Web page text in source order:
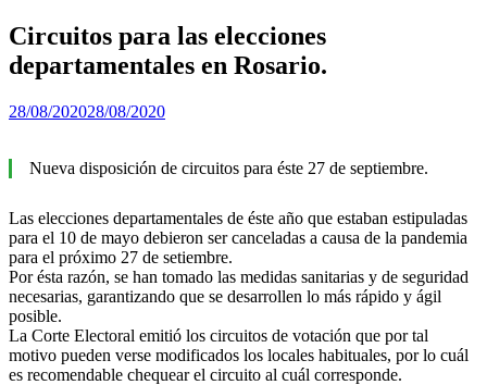
Circuitos para las elecciones
departamentales en Rosario.
28/08/202028/08/2020
Nueva disposición de circuitos para éste 27 de septiembre.
Las elecciones departamentales de éste año que estaban estipuladas
para el 10 de mayo debieron ser canceladas a causa de la pandemia
para el próximo 27 de setiembre.
Por ésta razón, se han tomado las medidas sanitarias y de seguridad
necesarias, garantizando que se desarrollen lo más rápido y ágil
posible.
La Corte Electoral emitió los circuitos de votación que por tal
motivo pueden verse modificados los locales habituales, por lo cuál
es recomendable chequear el circuito al cuál corresponde.